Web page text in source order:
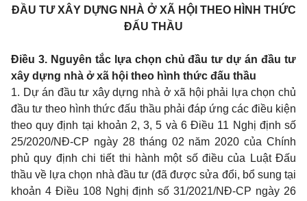
ĐẦU TƯ XÂY DỰNG NHÀ Ở XÃ HỘI THEO HÌNH THỨC
ĐẤU THẦU
Điều 3. Nguyên tắc lựa chọn chủ đầu tư dự án đầu tư
xây dựng nhà ở xã hội theo hình thức đấu thầu
1. Dự án đầu tư xây dựng nhà ở xã hội phải lựa chọn chủ
đầu tư theo hình thức đấu thầu phải đáp ứng các điều kiện
theo quy định tại khoản 2, 3, 5 và 6 Điều 11 Nghị định số
25/2020/NĐ-CP ngày 28 tháng 02 năm 2020 của Chính
phủ quy định chi tiết thi hành một số điều của Luật Đấu
thầu về lựa chọn nhà đầu tư (đã được sửa đổi, bổ sung tại
khoản 4 Điều 108 Nghị định số 31/2021/NĐ-CP ngày 26